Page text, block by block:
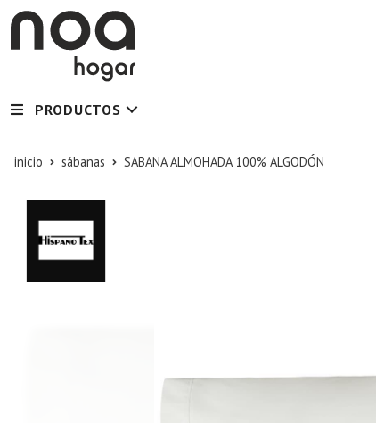
PRODUCTOS
inicio sábanas SABANA ALMOHADA 100% ALGODÓN